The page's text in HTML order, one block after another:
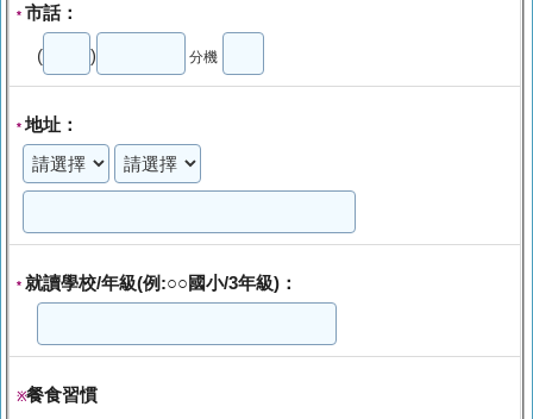
* 市話：
( ) 分機
*地址：
* 就讀學校/年級(例:○○國小/3年級)：
※餐食習慣